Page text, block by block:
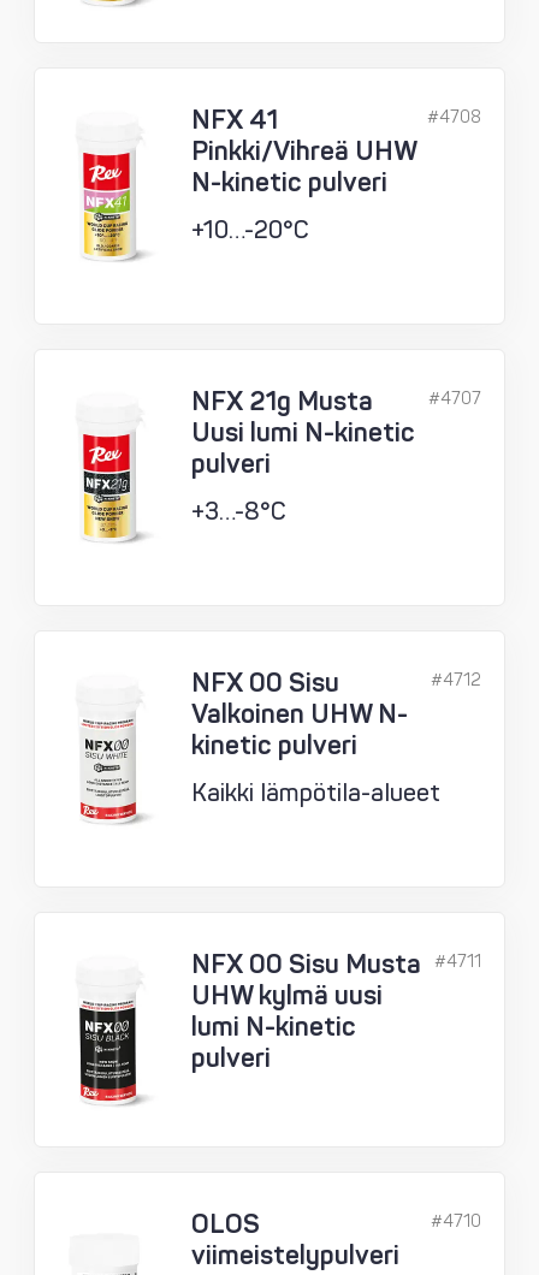
NFX 41
Pinkki/Vihreä UHW
N-kinetic pulveri
+10…-20°C
#4708
NFX 21g Musta
Uusi lumi N-kinetic
pulveri
+3…-8°C
#4707
NFX 00 Sisu
Valkoinen UHW N-
kinetic pulveri
Kaikki lämpötila-alueet
#4712
NFX 00 Sisu Musta
UHW kylmä uusi
lumi N-kinetic
pulveri
#4711
OLOS
viimeistelypulveri
#4710